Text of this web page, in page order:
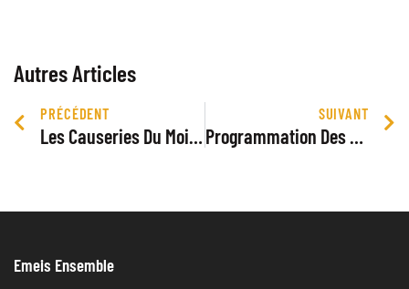
Autres Articles
PRÉCÉDENT
Les Causeries Du Mois Mars
SUIVANT
Programmation Des Rencontres Du Mois De Mai
Emeis Ensemble